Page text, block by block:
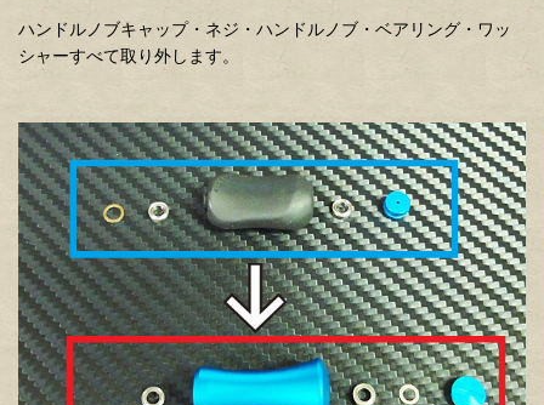
ハンドルノブキャップ・ネジ・ハンドルノブ・ベアリング・ワッ
シャーすべて取り外します。